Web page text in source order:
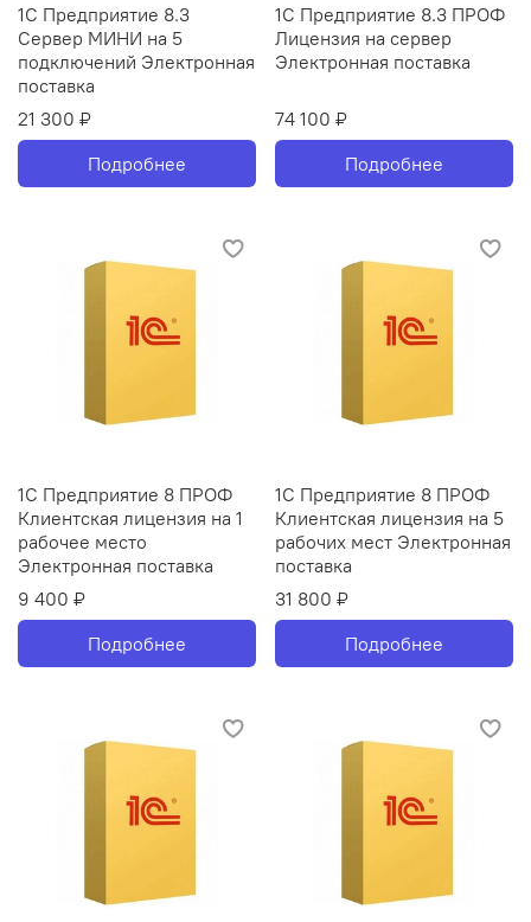
1С Предприятие 8.3
Сервер МИНИ на 5
подключений Электронная
поставка
21 300 ₽
Подробнее
1С Предприятие 8.3 ПРОФ
Лицензия на сервер
Электронная поставка
74 100 ₽
Подробнее
1С Предприятие 8 ПРОФ
Клиентская лицензия на 1
рабочее место
Электронная поставка
9 400 ₽
Подробнее
1С Предприятие 8 ПРОФ
Клиентская лицензия на 5
рабочих мест Электронная
поставка
31 800 ₽
Подробнее